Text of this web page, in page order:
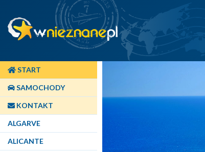
START
SAMOCHODY
KONTAKT
ALGARVE
ALICANTE